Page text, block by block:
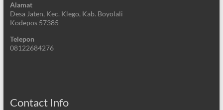
Alamat
Desa Jaten, Kec. Klego, Kab. Boyolali
Kodepos 57385
Telepon
08122684276
Contact Info